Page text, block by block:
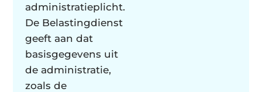
administratieplicht.
De Belastingdienst
geeft aan dat
basisgegevens uit
de administratie,
zoals de